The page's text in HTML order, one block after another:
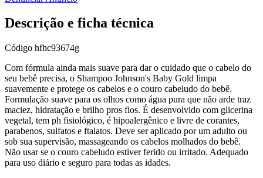
Descrição e ficha técnica
Código hfhc93674g
Com fórmula ainda mais suave para dar o cuidado que o cabelo do
seu bebê precisa, o Shampoo Johnson's Baby Gold limpa
suavemente e protege os cabelos e o couro cabeludo do bebê.
Formulação suave para os olhos como água pura que não arde traz
maciez, hidratação e brilho pros fios. É desenvolvido com glicerina
vegetal, tem ph fisiológico, é hipoalergênico e livre de corantes,
parabenos, sulfatos e ftalatos. Deve ser aplicado por um adulto ou
sob sua supervisão, massageando os cabelos molhados do bebê.
Não usar se o couro cabeludo estiver ferido ou irritado. Adequado
para uso diário e seguro para todas as idades.